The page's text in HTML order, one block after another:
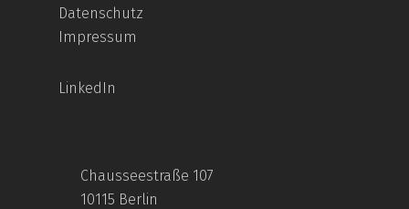
Datenschutz
Impressum
LinkedIn
Chausseestraße 107
10115 Berlin